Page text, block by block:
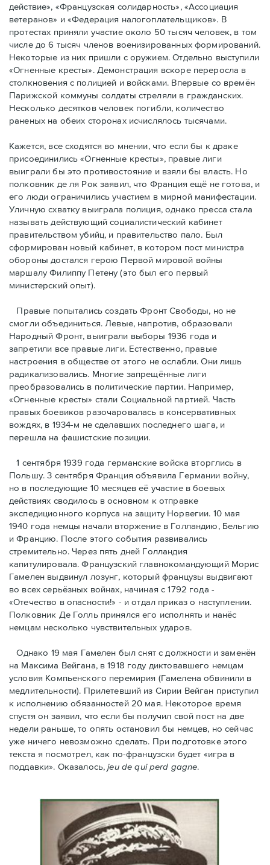
действие», «Французская солидарность», «Ассоциация
ветеранов» и «Федерация налогоплательщиков». В
протестах приняли участие около 50 тысяч человек, в том
числе до 6 тысяч членов военизированных формирований.
Некоторые из них пришли с оружием. Отдельно выступили
«Огненные кресты». Демонстрация вскоре переросла в
столкновения с полицией и войсками. Впервые со времён
Парижской коммуны солдаты стреляли в гражданских.
Несколько десятков человек погибли, количество
раненых на обеих сторонах исчислялось тысячами.
Кажется, все сходятся во мнении, что если бы к драке
присоединились «Огненные кресты», правые лиги
выиграли бы это противостояние и взяли бы власть. Но
полковник де ля Рок заявил, что Франция ещё не готова, и
его люди ограничились участием в мирной манифестации.
Уличную схватку выиграла полиция, однако пресса стала
называть действующий социалистический кабинет
правительством убийц, и правительство пало. Был
сформирован новый кабинет, в котором пост министра
обороны достался герою Первой мировой войны
маршалу Филиппу Петену (это был его первый
министерский опыт).
Правые пoпытались создать Фронт Свободы, но не
смогли объединиться. Левые, напротив, образовали
Народный Фронт, выиграли выборы 1936 года и
запретили все правые лиги. Естественно, правые
настроения в обществе от этого не ослабли. Они лишь
радикализовались. Многие запрещённые лиги
преобразовались в политические партии. Например,
«Огненные кресты» стали Социальной партией. Часть
правых боевиков разочаровалась в консервативных
вождях, в 1934-м не сделавших последнего шага, и
перешла на фашистские позиции.
1 сентября 1939 года германские войска вторглись в
Польшу. 3 сентября Франция объявила Германии войну,
но в последующие 10 месяцев её участие в боевых
действиях сводилось в основном к отправке
экспедиционного корпуса на защиту Норвегии. 10 мая
1940 года немцы начали вторжение в Голландию, Бельгию
и Францию. После этого события развивались
стремительно. Через пять дней Голландия
капитулировала. Французский главнокомандующий Морис
Гамелен выдвинул лозунг, который французы выдвигают
во всех серьёзных войнах, начиная с 1792 года -
«Отечество в опасности!» - и отдал приказ о наступлении.
Полковник Дe Голль принялся его исполнять и нанёс
немцам несколько чувствительных ударов.
Однако 19 мая Гамелен был снят с должности и заменён
на Максима Вейгана, в 1918 году диктовавшего немцам
условия Компьенского перемирия (Гамелена обвинили в
медлительности). Прилетевший из Сирии Вейган приступил
к исполнению обязанностей 20 мая. Hекоторое время
спустя oн заявил, что если бы получил свой пост на две
недели раньше, то опять остановил бы немцев, но сейчас
уже ничего невозможно сделать. При подготовке этого
текста я посмотрел, как по-французски будет «игра в
поддавки». Оказалось,jeu de qui perd gagne.